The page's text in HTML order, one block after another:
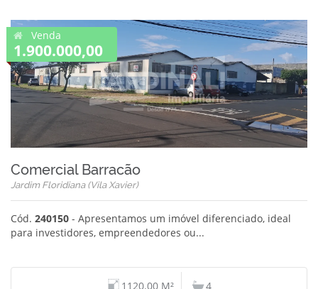
Venda
1.900.000,00
Comercial Barracão
Jardim Floridiana (Vila Xavier)
Cód. 240150 - Apresentamos um imóvel diferenciado, ideal
para investidores, empreendedores ou...
1120.00 M² 4